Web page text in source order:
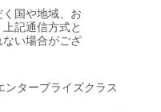
く国や地域、お
記通信方式と
ない場合がござ
ンタープライズクラス